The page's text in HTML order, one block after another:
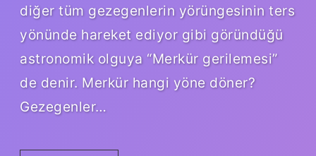
diğer tüm gezegenlerin yörüngesinin ters
yönünde hareket ediyor gibi göründüğü
astronomik olguya “Merkür gerilemesi”
de denir. Merkür hangi yöne döner?
Gezegenler…